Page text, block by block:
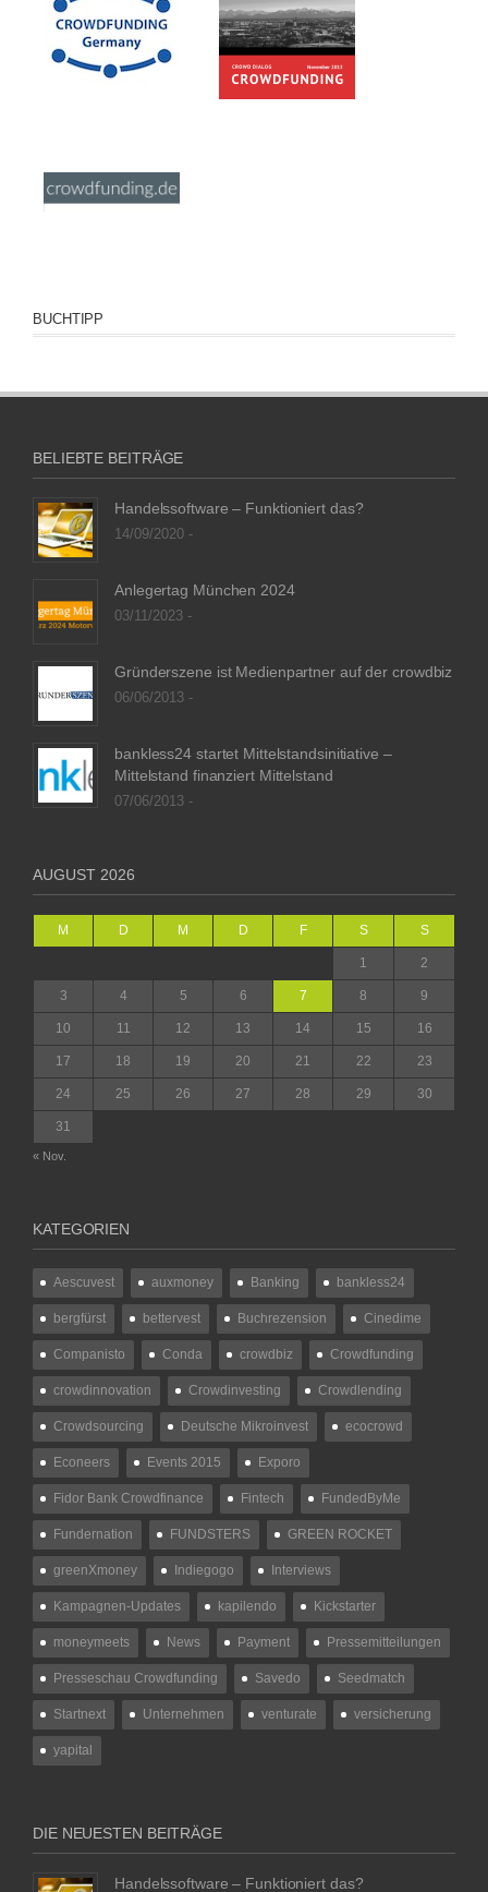
BUCHTIPP
BELIEBTE BEITRÄGE
Handelssoftware – Funktioniert das?
14/09/2020 -
Anlegertag München 2024
03/11/2023 -
Gründerszene ist Medienpartner auf der crowdbiz
06/06/2013 -
bankless24 startet Mittelstandsinitiative –
Mittelstand finanziert Mittelstand
07/06/2013 -
AUGUST 2026
M D M D F S S
1 2
3 4 5 6 7 8 9
10 11 12 13 14 15 16
17 18 19 20 21 22 23
24 25 26 27 28 29 30
31
« Nov.
KATEGORIEN
Aescuvest auxmoney Banking bankless24
bergfürst bettervest Buchrezension Cinedime
Companisto Conda crowdbiz Crowdfunding
crowdinnovation Crowdinvesting Crowdlending
Crowdsourcing Deutsche Mikroinvest ecocrowd
Econeers Events 2015 Exporo
Fidor Bank Crowdfinance Fintech FundedByMe
Fundernation FUNDSTERS GREEN ROCKET
greenXmoney Indiegogo Interviews
Kampagnen-Updates kapilendo Kickstarter
moneymeets News Payment Pressemitteilungen
Presseschau Crowdfunding Savedo Seedmatch
Startnext Unternehmen venturate versicherung
yapital
DIE NEUESTEN BEITRÄGE
Handelssoftware – Funktioniert das?